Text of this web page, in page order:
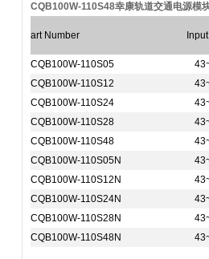
CQB100W-110S48幸康轨道交通电源模
art Number
CQB100W-110S05
CQB100W-110S12
CQB100W-110S24
CQB100W-110S28
CQB100W-110S48
CQB100W-110S05N
CQB100W-110S12N
CQB100W-110S24N
CQB100W-110S28N
CQB100W-110S48N